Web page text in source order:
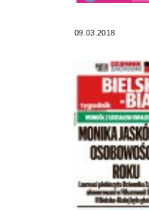
09.03.2018